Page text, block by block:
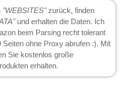
"WEBSITES"zurück, finden
und erhalten die Daten. Ich
beim Parsing recht tolerant
ohne Proxy abrufen :). Mit
Sie kostenlos große
erhalten.